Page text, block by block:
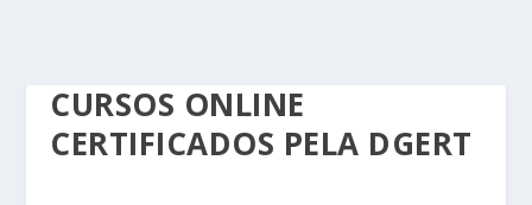
CURSOS ONLINE
CERTIFICADOS PELA DGERT